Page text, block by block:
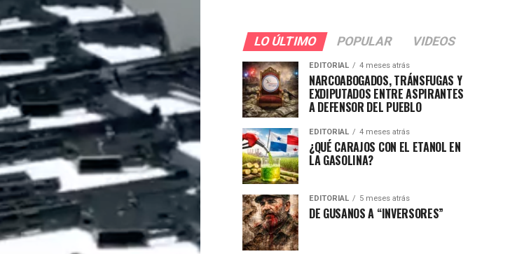
LO ÚLTIMO POPULAR VIDEOS
EDITORIAL 4 meses atrás
NARCOABOGADOS, TRÁNSFUGAS Y
EXDIPUTADOS ENTRE ASPIRANTES
A DEFENSOR DEL PUEBLO
EDITORIAL 4 meses atrás
¿QUÉ CARAJOS CON EL ETANOL EN
LA GASOLINA?
EDITORIAL 5 meses atrás
DE GUSANOS A “INVERSORES”